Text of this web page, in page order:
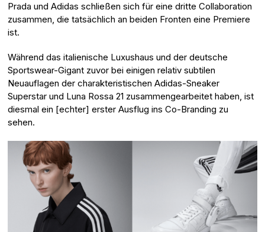
Prada und Adidas schließen sich für eine dritte Collaboration
zusammen, die tatsächlich an beiden Fronten eine Premiere
ist.
Während das italienische Luxushaus und der deutsche
Sportswear-Gigant zuvor bei einigen relativ subtilen
Neuauflagen der charakteristischen Adidas-Sneaker
Superstar und Luna Rossa 21 zusammengearbeitet haben, ist
diesmal ein [echter] erster Ausflug ins Co-Branding zu
sehen.